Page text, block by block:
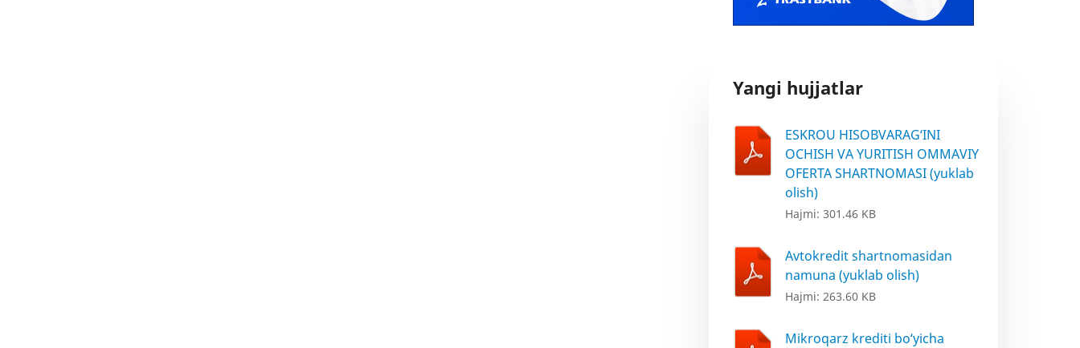
Yangi hujjatlar
ESKROU HISOBVARAG‘INI
OCHISH VA YURITISH OMMAVIY
OFERTA SHARTNOMASI (yuklab
olish)
Hajmi: 301.46 KB
Avtokredit shartnomasidan
namuna (yuklab olish)
Hajmi: 263.60 KB
Mikroqarz krediti bo‘yicha